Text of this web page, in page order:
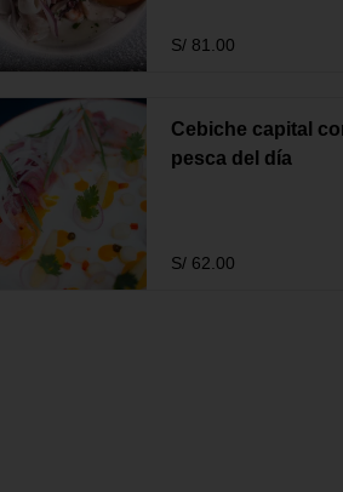
S/ 81.00
Cebiche capital
pesca del día
S/ 62.00